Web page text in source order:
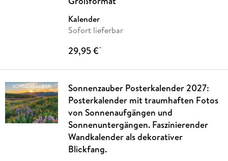
Kalender
Sofort lieferbar
29,95 €*
Sonnenzauber Posterkalender 2027:
Posterkalender mit traumhaften Fotos
von Sonnenaufgängen und
Sonnenuntergängen. Faszinierender
Wandkalender als dekorativer
Blickfang.